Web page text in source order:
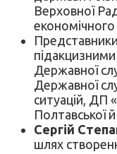
Верховної
Державної
Державної
ситуацій,
Полтавської
Сергій
шлях